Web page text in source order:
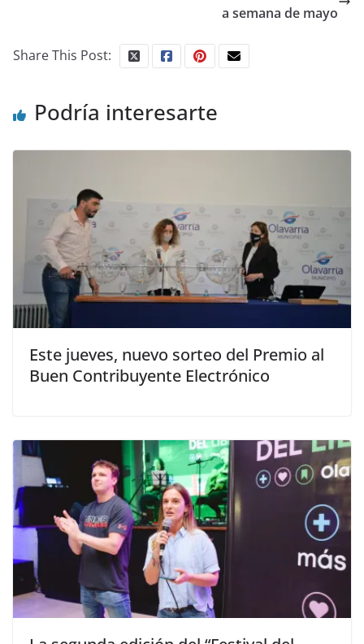
a semana de mayo
Share This Post:
Podría interesarte
Este jueves, nuevo sorteo del Premio al
Buen Contribuyente Electrónico